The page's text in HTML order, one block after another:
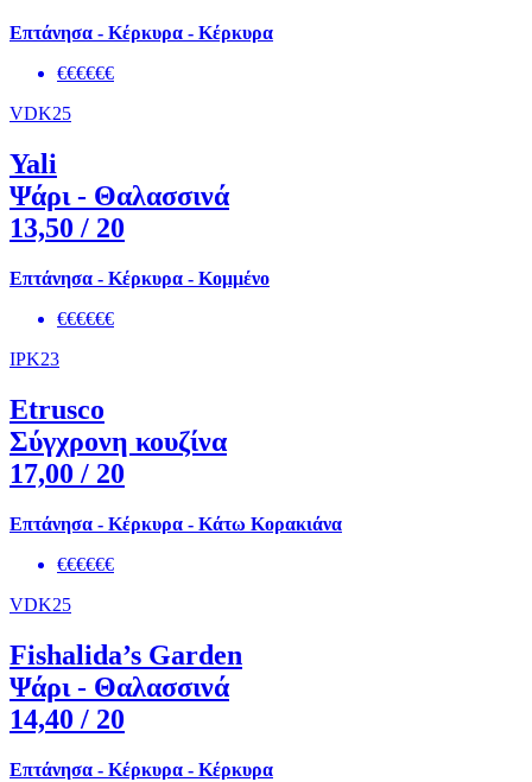
Επτάνησα - Κέρκυρα - Κέρκυρα
€€€€€€
VDK25
Yali
Ψάρι - Θαλασσινά
13,50 / 20
Επτάνησα - Κέρκυρα - Κομμένο
€€€€€€
IPK23
Etrusco
Σύγχρονη κουζίνα
17,00 / 20
Επτάνησα - Κέρκυρα - Κάτω Κορακιάνα
€€€€€€
VDK25
Fishalida’s Garden
Ψάρι - Θαλασσινά
14,40 / 20
Επτάνησα - Κέρκυρα - Κέρκυρα